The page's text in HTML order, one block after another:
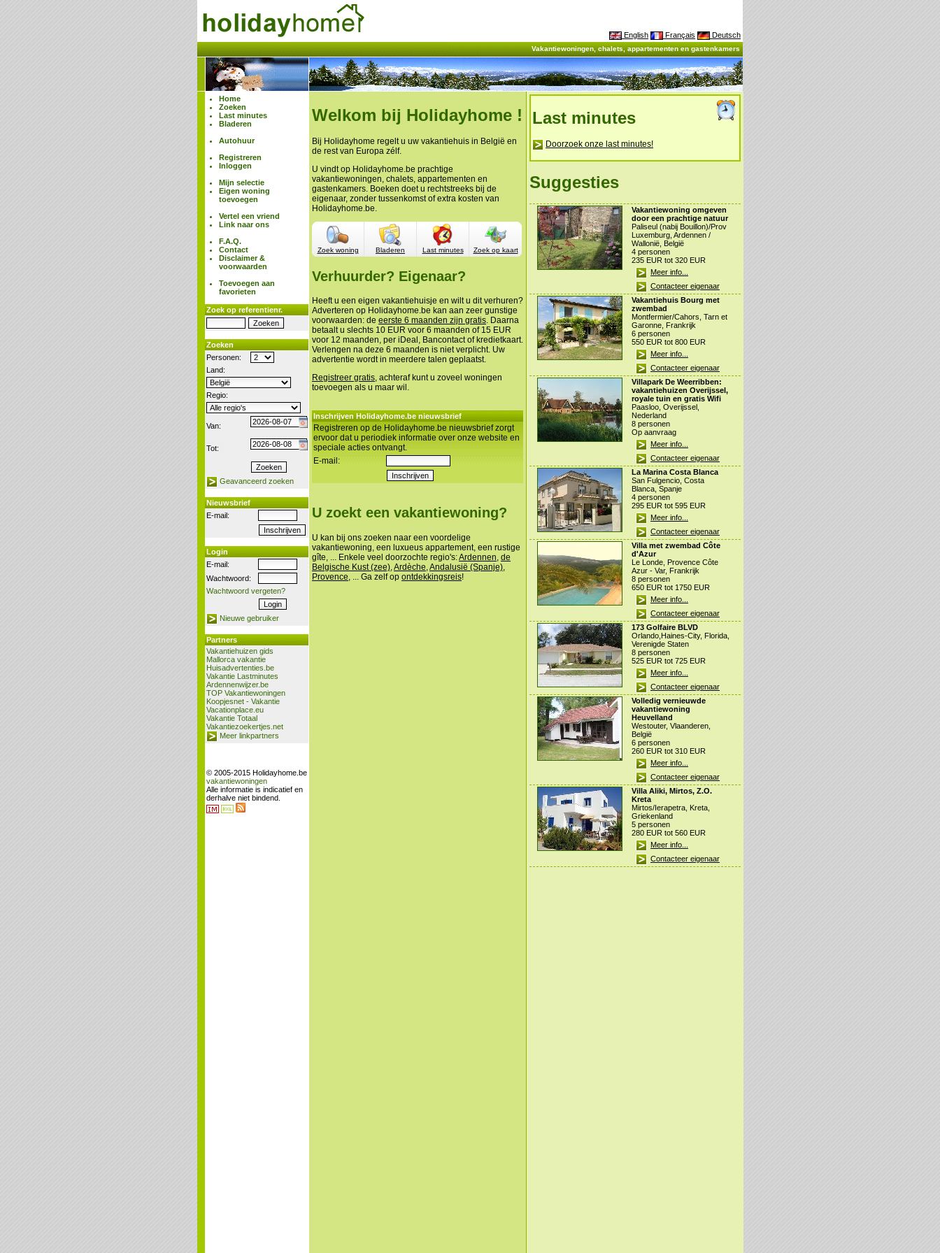
English Français Deutsch
Vakantiewoningen, chalets, appartementen en gastenkamers
Home
Zoeken
Last minutes
Bladeren
Autohuur
Registreren
Inloggen
Mijn selectie
Eigen woning
toevoegen
Vertel een vriend
Link naar ons
F.A.Q.
Contact
Disclaimer &
voorwaarden
Toevoegen aan
favorieten
Zoek op referentienr.
Zoeken
Personen:
Land:
Regio:
Van:
Tot:
Geavanceerd zoeken
Nieuwsbrief
E-mail:
Login
E-mail:
Wachtwoord:
Wachtwoord vergeten?
Nieuwe gebruiker
Partners
Vakantiehuizen gids
Mallorca vakantie
Huisadvertenties.be
Vakantie Lastminutes
Ardennenwijzer.be
TOP Vakantiewoningen
Koopjesnet - Vakantie
Vacationplace.eu
Vakantie Totaal
Vakantiezoekertjes.net
Meer linkpartners
© 2005-2015 Holidayhome.be
vakantiewoningen
Alle informatie is indicatief en
derhalve niet bindend.
Welkom bij Holidayhome !
Bij Holidayhome regelt u uw vakantiehuis in België en
de rest van Europa zélf.
U vindt op Holidayhome.be prachtige
vakantiewoningen, chalets, appartementen en
gastenkamers. Boeken doet u rechtstreeks bij de
eigenaar, zonder tussenkomst of extra kosten van
Holidayhome.be.
Zoek woning Bladeren Last minutes Zoek op kaart
Verhuurder? Eigenaar?
Heeft u een eigen vakantiehuisje en wilt u dit verhuren?
Adverteren op Holidayhome.be kan aan zeer gunstige
voorwaarden: de eerste 6 maanden zijn gratis. Daarna
betaalt u slechts 10 EUR voor 6 maanden of 15 EUR
voor 12 maanden, per iDeal, Bancontact of kredietkaart.
Verlengen na deze 6 maanden is niet verplicht. Uw
advertentie wordt in meerdere talen geplaatst.
Registreer gratis, achteraf kunt u zoveel woningen
toevoegen als u maar wil.
Inschrijven Holidayhome.be nieuwsbrief
Registreren op de Holidayhome.be nieuwsbrief zorgt
ervoor dat u periodiek informatie over onze website en
speciale acties ontvangt.
E-mail:
U zoekt een vakantiewoning?
U kan bij ons zoeken naar een voordelige
vakantiewoning, een luxueus appartement, een rustige
gîte, ... Enkele veel doorzochte regio's:Ardennen de
Belgische Kust (zee) Ardèche Andalusië (Spanje)
Provence , ... Ga zelf op ontdekkingsreis!
Last minutes
Doorzoek onze last minutes!
Suggesties
Vakantiewoning omgeven
door een prachtige natuur
Paliseul (nabij Bouillon)/Prov
Luxemburg, Ardennen /
Wallonië, België
4 personen
235 EUR tot 320 EUR
Meer info...
Contacteer eigenaar
Vakantiehuis Bourg met
zwembad
Montfermier/Cahors, Tarn et
Garonne, Frankrijk
6 personen
550 EUR tot 800 EUR
Meer info...
Contacteer eigenaar
Villapark De Weerribben:
vakantiehuizen Overijssel,
royale tuin en gratis Wifi
Paasloo, Overijssel,
Nederland
8 personen
Op aanvraag
Meer info...
Contacteer eigenaar
La Marina Costa Blanca
San Fulgencio, Costa
Blanca, Spanje
4 personen
295 EUR tot 595 EUR
Meer info...
Contacteer eigenaar
Villa met zwembad Côte
d'Azur
Le Londe, Provence Côte
Azur - Var, Frankrijk
8 personen
650 EUR tot 1750 EUR
Meer info...
Contacteer eigenaar
173 Golfaire BLVD
Orlando,Haines-City, Florida,
Verenigde Staten
8 personen
525 EUR tot 725 EUR
Meer info...
Contacteer eigenaar
Volledig vernieuwde
vakantiewoning
Heuvelland
Westouter, Vlaanderen,
België
6 personen
260 EUR tot 310 EUR
Meer info...
Contacteer eigenaar
Villa Aliki, Mirtos, Z.O.
Kreta
Mirtos/Ierapetra, Kreta,
Griekenland
5 personen
280 EUR tot 560 EUR
Meer info...
Contacteer eigenaar